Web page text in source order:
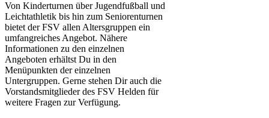
Von Kinderturnen über Jugendfußball und
Leichtathletik bis hin zum Seniorenturnen
bietet der FSV allen Altersgruppen ein
umfangreiches Angebot. Nähere
Informationen zu den einzelnen
Angeboten erhältst Du in den
Menüpunkten der einzelnen
Untergruppen. Gerne stehen Dir auch die
Vorstandsmitglieder des FSV Helden für
weitere Fragen zur Verfügung.